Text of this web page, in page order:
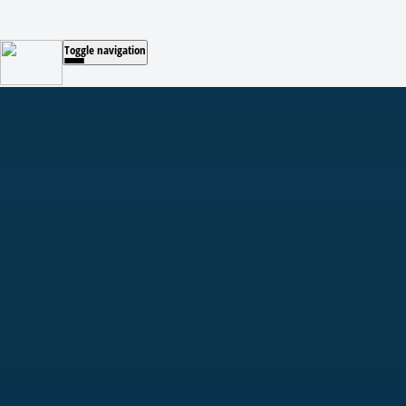
Toggle navigation